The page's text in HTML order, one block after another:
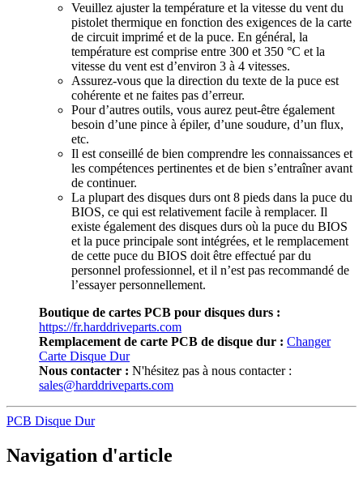
Veuillez ajuster la température et la vitesse du vent du
pistolet thermique en fonction des exigences de la carte
de circuit imprimé et de la puce. En général, la
température est comprise entre 300 et 350 °C et la
vitesse du vent est d’environ 3 à 4 vitesses.
Assurez-vous que la direction du texte de la puce est
cohérente et ne faites pas d’erreur.
Pour d’autres outils, vous aurez peut-être également
besoin d’une pince à épiler, d’une soudure, d’un flux,
etc.
Il est conseillé de bien comprendre les connaissances et
les compétences pertinentes et de bien s’entraîner avant
de continuer.
La plupart des disques durs ont 8 pieds dans la puce du
BIOS, ce qui est relativement facile à remplacer. Il
existe également des disques durs où la puce du BIOS
et la puce principale sont intégrées, et le remplacement
de cette puce du BIOS doit être effectué par du
personnel professionnel, et il n’est pas recommandé de
l’essayer personnellement.
Boutique de cartes PCB pour disques durs :
https://fr.harddriveparts.com
Remplacement de carte PCB de disque dur : Changer
Carte Disque Dur
Nous contacter : N'hésitez pas à nous contacter :
sales@harddriveparts.com
PCB Disque Dur
Navigation d'article